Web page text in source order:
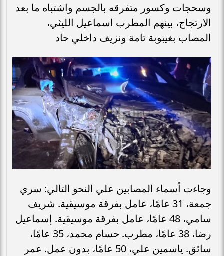
وسحجات وكسور متفرقه بالجسم واشتباه ما بعد
الارتجاج، بينهم المطرب اسماعيل الليثي،
المصاب بغيبوبة تامة ونزيف داخلي حاد
وجاءت أسماء المصابين علي النحو التالي: سري
جمعة، 31 عامًا، عامل بفرقة موسيقية. شريف
سامي، 48 عامًا، عامل بفرقة موسيقية. إسماعيل
رضا، 38 عامًا، مطرب. حسام محمد، 35 عامًا،
سائق. ياسمين علي، 50 عامًا، بدون عمل. عمر